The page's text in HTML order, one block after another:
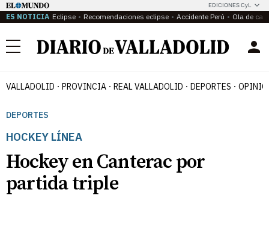
EDICIONES CyL
ES NOTICIA Eclipse Recomendaciones eclipse Accidente Perú Ola de
Menú
VALLADOLID PROVINCIA REAL VALLADOLID DEPORTES
DEPORTES
HOCKEY LÍNEA
Hockey en Canterac por
partida triple